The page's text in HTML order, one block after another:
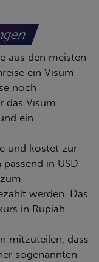
aus den meisten
ein Visum
noch
das Visum
ein
und kostet zur
in USD
werden. Das
in Rupiah
mitzuteilen, dass
sogenannten